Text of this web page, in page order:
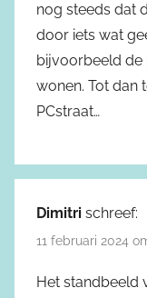
nog steeds dat
door iets wat
bijvoorbeeld de
wonen. Tot dan
PCstraat…
Dimitri schreef:
11 februari 2024
Het standbeeld